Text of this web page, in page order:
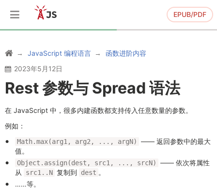
EPUB/PDF
JavaScript 编程语言
函数进阶内容
2023年5月12日
Rest 参数与 Spread 语法
在 JavaScript 中，很多内建函数都支持传入任意数量的参数。
例如：
Math.max(arg1, arg2, ..., argN)
—— 返回参数中的最大
值。
Object.assign(dest, src1, ..., srcN)
—— 依次将属性
从
src1..N 复制到 dest 。
……等。